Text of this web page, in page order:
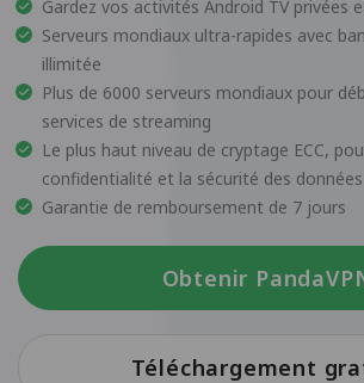
Gardez vos activités Android TV privées
Serveurs mondiaux ultra-rapides avec
illimitée
Plus de 6000 serveurs mondiaux pour
services de streaming
Le plus haut niveau de cryptage ECC,
confidentialité et la sécurité des données
Garantie de remboursement de 7 jours
Obtenir
Téléchargement